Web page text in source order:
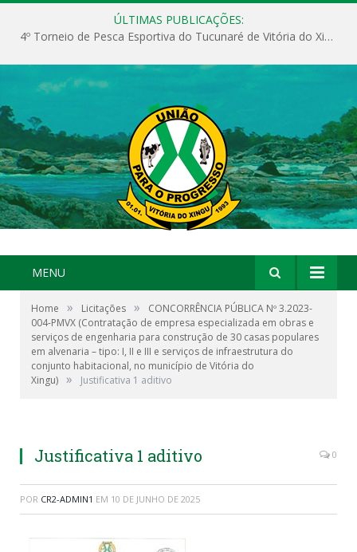
ÚLTIMAS PUBLICAÇÕES:
4º Torneio de Pesca Esportiva do Tucunaré de Vitória do Xingu
MENU
Home » Licitações »
CONCORRÊNCIA PÚBLICA Nº 3.2023-
004-PMVX (Contratação de empresa especializada em obras e
serviços de engenharia para construção de 30 casas populares
em alvenaria – tipo: I, II e III e serviços de infraestrutura do
conjunto habitacional, no município de Vitória do
Xingu) » Justificativa 1 aditivo
Justificativa 1 aditivo 0
POR CR2-ADMIN1 EM 10 DE JUNHO DE 2025